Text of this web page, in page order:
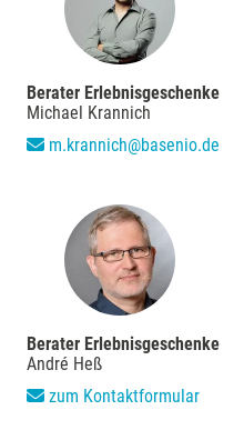
Berater Erlebnisgeschenke
Michael Krannich
m.krannich@basenio.de
Berater Erlebnisgeschenke
André Heß
zum Kontaktformular